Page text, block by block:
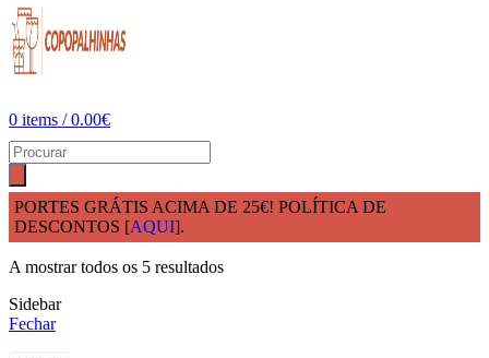
0 items / 0.00€
PORTES GRÁTIS ACIMA DE 25€! POLÍTICA DE
DESCONTOS [AQUI].
InícioMateria PrimaVidro
A mostrar todos os 5 resultados
Sidebar
Fechar